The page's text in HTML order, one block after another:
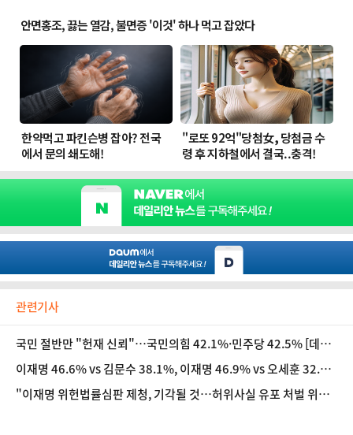
관련기사
국민 절반만 "헌재 신뢰"…국민의힘 42.1%·민주당 42.5% [데일
리안 여론조사]
이재명 46.6% vs 김문수 38.1%, 이재명 46.9% vs 오세훈 32.
1% [데일리안 여론조사]
"이재명 위헌법률심판 제청, 기각될 것…허위사실 유포 처벌 위헌